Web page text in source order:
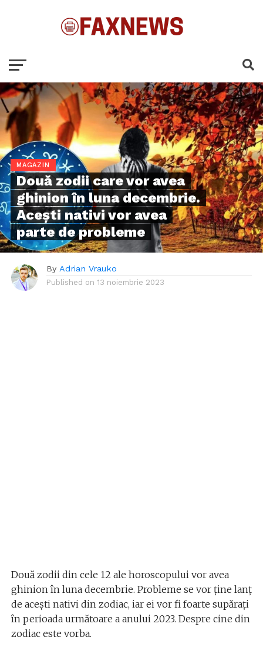
MAGAZIN
Două zodii care vor avea
ghinion în luna decembrie.
Acești nativi vor avea
parte de probleme
By Adrian Vrauko
Published on 13 noiembrie 2023
Două zodii din cele 12 ale horoscopului vor avea
ghinion în luna decembrie. Probleme se vor ține lanț
de acești nativi din zodiac, iar ei vor fi foarte supărați
în perioada următoare a anului 2023. Despre cine din
zodiac este vorba.